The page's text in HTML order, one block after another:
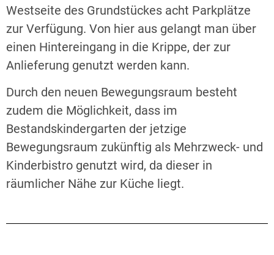
Westseite des Grundstückes acht Parkplätze
zur Verfügung. Von hier aus gelangt man über
einen Hintereingang in die Krippe, der zur
Anlieferung genutzt werden kann.
Durch den neuen Bewegungsraum besteht
zudem die Möglichkeit, dass im
Bestandskindergarten der jetzige
Bewegungsraum zukünftig als Mehrzweck- und
Kinderbistro genutzt wird, da dieser in
räumlicher Nähe zur Küche liegt.